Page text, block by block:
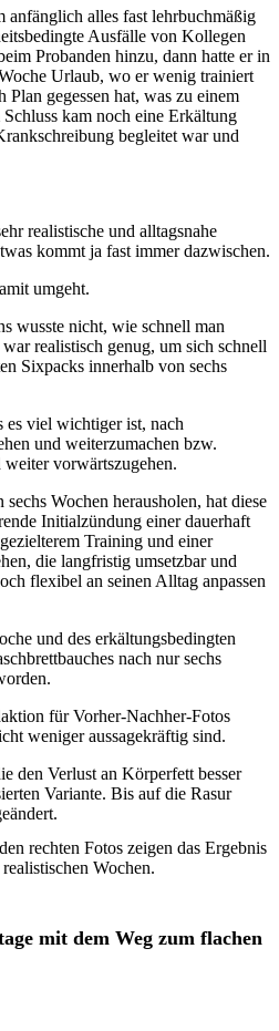
anfänglich alles fast lehrbuchmäßig
Ausfälle von Kollegen
Probanden hinzu, dann hatte er in
Urlaub, wo er wenig trainiert
Plan gegessen hat, was zu einem
kam noch eine Erkältung
begleitet war und
realistische und alltagsnahe
kommt ja fast immer dazwischen.
umgeht.
wusste nicht, wie schnell man
realistisch genug, um sich schnell
Sixpacks innerhalb von sechs
es viel wichtiger ist, nach
und weiterzumachen bzw.
vorwärtszugehen.
Wochen herausholen, hat diese
Initialzündung einer dauerhaft
Training und einer
die langfristig umsetzbar und
flexibel an seinen Alltag anpassen
und des erkältungsbedingten
nach nur sechs
für Vorher-Nachher-Fotos
weniger aussagekräftig sind.
den Verlust an Körperfett besser
Variante. Bis auf die Rasur
rechten Fotos zeigen das Ergebnis
Wochen.
mit dem Weg zum flachen